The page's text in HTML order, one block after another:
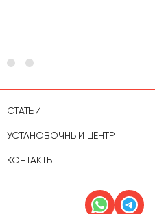
СТАТЬИ
УСТАНОВОЧНЫЙ ЦЕНТР
КОНТАКТЫ